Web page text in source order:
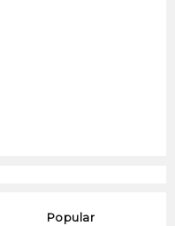
Popular